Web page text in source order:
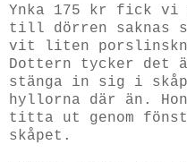
Ynka 175 kr fick vi
till dörren saknas
vit liten
Dottern tycker
stänga in sig i
hyllorna där än.
titta ut genom
skåpet.